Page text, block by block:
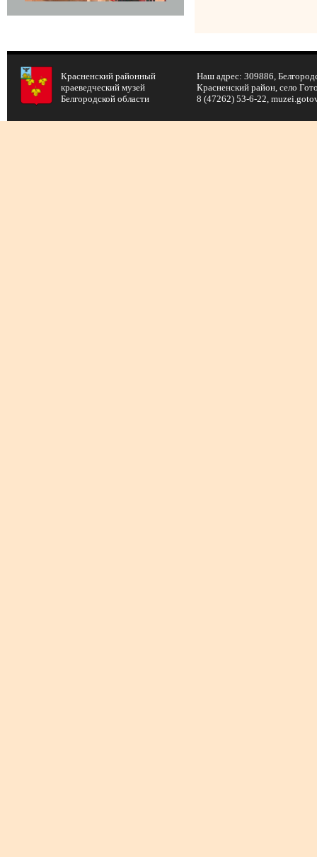
Красненский районный
краеведческий музей
Белгородской области
Наш адрес: 309886,
Красненский район, село
8 (47262) 53-6-22,